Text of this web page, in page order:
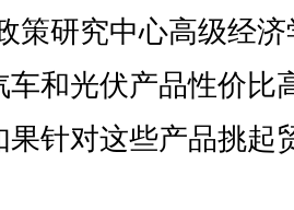
策研究中心高级经济
车和光伏产品性价比
果针对这些产品挑起